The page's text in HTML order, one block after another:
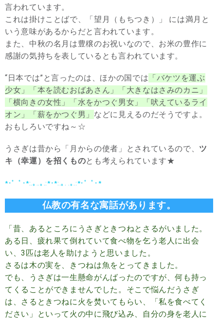
言われています。
これは掛けことばで、「望月（もちつき）」 には満月と
いう意味があるからだと言われています。
また、中秋の名月は豊穣のお祝いなので、お米の豊作に
感謝の気持ちを表しているとも言われています。
“日本では”と言ったのは、ほかの国では 「バケツを運ぶ
少女」「本を読むおばあさん」「大きなはさみのカニ」
「横向きの女性」「水をかつぐ男女」「吠えているライ
オン」「薪をかつぐ男」 などに見えるのだそうですよ。
おもしろいですね～☆
うさぎは昔から「月からの使者」とされているので、 ツ
キ（幸運）を招くものとも考えられています★
*･゜ﾟ･*:.｡..｡.:*･*:.｡. .｡.:*･゜ﾟ･*
仏教の有名な寓話があります。
「昔、あるところにうさぎときつねとさるがいました。
ある日、疲れ果て倒れていて食べ物を乞う老人に出会
い、3匹は老人を助けようと思いました。
さるは木の実を、きつねは魚をとってきました。
でも、うさぎは一生懸命がんばったのですが、何も持っ
てくることができませんでした。そこで悩んだうさぎ
は、さるときつねに火を焚いてもらい、「私を食べてく
ださい」といって火の中に飛び込み、自分の身を老人に